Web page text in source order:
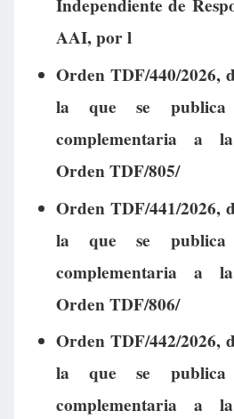
Independiente de
AAI, por l
Orden TDF/440/2026,
la que se publica
complementaria a
Orden TDF/805/
Orden TDF/441/2026,
la que se publica
complementaria a
Orden TDF/806/
Orden TDF/442/2026,
la que se publica
complementaria a